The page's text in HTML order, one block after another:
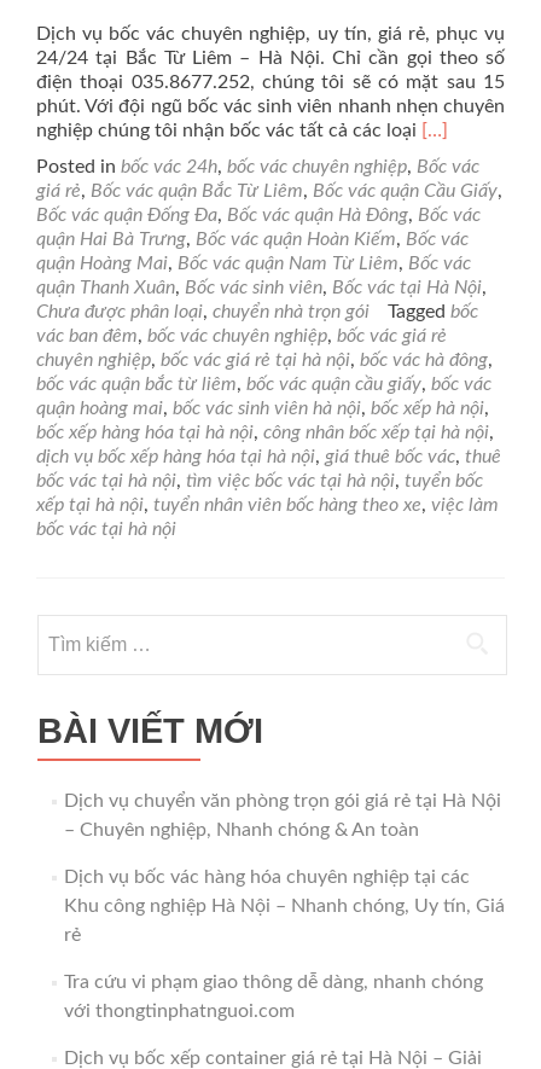
Dịch vụ bốc vác chuyên nghiệp, uy tín, giá rẻ, phục vụ
24/24 tại Bắc Từ Liêm – Hà Nội. Chỉ cần gọi theo số
điện thoại 035.8677.252, chúng tôi sẽ có mặt sau 15
phút. Với đội ngũ bốc vác sinh viên nhanh nhẹn chuyên
nghiệp chúng tôi nhận bốc vác tất cả các loại Read
more
about
Bốc
vác
quận
Bắc
Từ
Liêm
[…]
Posted in bốc vác 24h, bốc vác chuyên nghiệp, Bốc vác
giá rẻ, Bốc vác quận Bắc Từ Liêm, Bốc vác quận Cầu Giấy,
Bốc vác quận Đống Đa, Bốc vác quận Hà Đông, Bốc vác
quận Hai Bà Trưng, Bốc vác quận Hoàn Kiếm, Bốc vác
quận Hoàng Mai, Bốc vác quận Nam Từ Liêm, Bốc vác
quận Thanh Xuân, Bốc vác sinh viên, Bốc vác tại Hà Nội,
Chưa được phân loại, chuyển nhà trọn gói Tagged bốc
vác ban đêm, bốc vác chuyên nghiệp, bốc vác giá rẻ
chuyên nghiệp, bốc vác giá rẻ tại hà nội, bốc vác hà đông,
bốc vác quận bắc từ liêm, bốc vác quận cầu giấy, bốc vác
quận hoàng mai, bốc vác sinh viên hà nội, bốc xếp hà nội,
bốc xếp hàng hóa tại hà nội, công nhân bốc xếp tại hà nội,
dịch vụ bốc xếp hàng hóa tại hà nội, giá thuê bốc vác, thuê
bốc vác tại hà nội, tìm việc bốc vác tại hà nội, tuyển bốc
xếp tại hà nội, tuyển nhân viên bốc hàng theo xe, việc làm
bốc vác tại hà nội
kiếm
BÀI VIẾT MỚI
Dịch vụ chuyển văn phòng trọn gói giá rẻ tại Hà Nội
– Chuyên nghiệp, Nhanh chóng & An toàn
Dịch vụ bốc vác hàng hóa chuyên nghiệp tại các
Khu công nghiệp Hà Nội – Nhanh chóng, Uy tín, Giá
rẻ
Tra cứu vi phạm giao thông dễ dàng, nhanh chóng
với thongtinphatnguoi.com
Dịch vụ bốc xếp container giá rẻ tại Hà Nội – Giải